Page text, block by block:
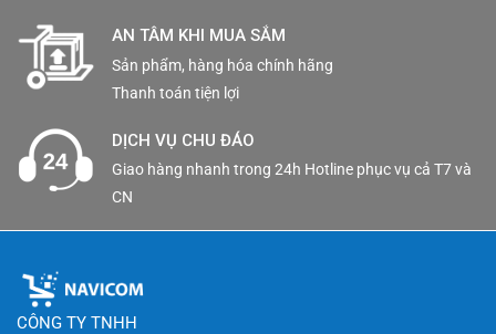
AN TÂM KHI MUA SẮM
Sản phẩm, hàng hóa chính hãng
Thanh toán tiện lợi
DỊCH VỤ CHU ĐÁO
Giao hàng nhanh trong 24h Hotline phục vụ cả T7 và
CN
CÔNG TY TNHH